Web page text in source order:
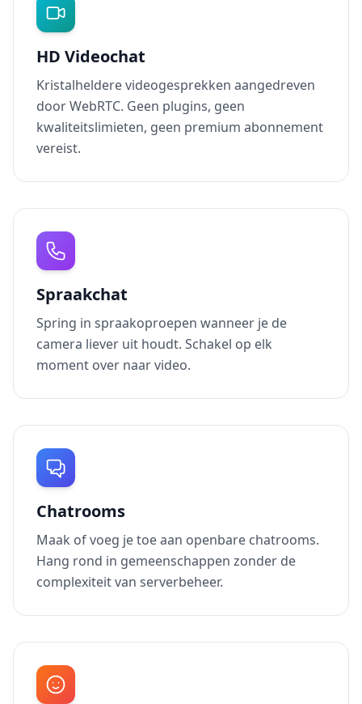
HD Videochat
Kristalheldere videogesprekken aangedreven
door WebRTC. Geen plugins, geen
kwaliteitslimieten, geen premium abonnement
vereist.
Spraakchat
Spring in spraakoproepen wanneer je de
camera liever uit houdt. Schakel op elk
moment over naar video.
Chatrooms
Maak of voeg je toe aan openbare chatrooms.
Hang rond in gemeenschappen zonder de
complexiteit van serverbeheer.